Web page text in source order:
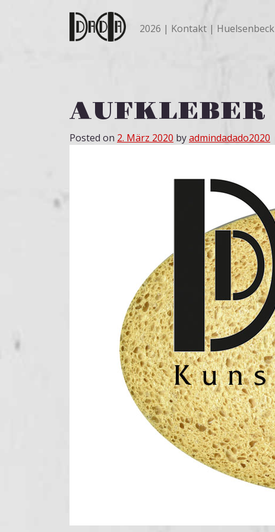
2026
Kontakt Huelsenbeck
AUFKLEBER
Posted on 2. März 2020 byadmindadado2020